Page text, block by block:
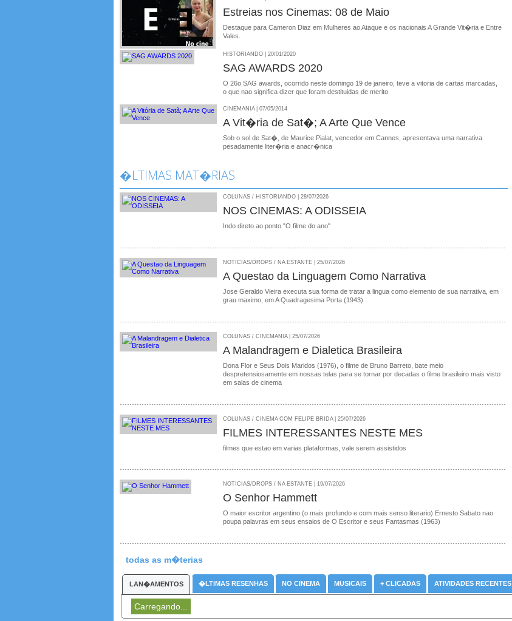
Estreias nos Cinemas: 08 de Maio
Destaque para Cameron Diaz em Mulheres ao Ataque e os nacionais A Grande Vit�ria e Entre
Vales.
HISTORIANDO | 20/01/2020
SAG AWARDS 2020
O 26o SAG awards, ocorrido neste domingo 19 de janeiro, teve a vitoria de cartas marcadas,
o que nao significa dizer que foram destituidas de merito
CINEMANIA | 07/05/2014
A Vit�ria de Sat�; A Arte Que Vence
Sob o sol de Sat�, de Maurice Pialat, vencedor em Cannes, apresentava uma narrativa
pesadamente liter�ria e anacr�nica
�LTIMAS MAT�RIAS
COLUNAS / HISTORIANDO | 28/07/2026
NOS CINEMAS: A ODISSEIA
Indo direto ao ponto "O filme do ano"
NOTICIAS/DROPS / NA ESTANTE | 25/07/2026
A Questao da Linguagem Como Narrativa
Jose Geraldo Vieira executa sua forma de tratar a lingua como elemento de sua narrativa, em
grau maximo, em A Quadragesima Porta (1943)
COLUNAS / CINEMANIA | 25/07/2026
A Malandragem e Dialetica Brasileira
Dona Flor e Seus Dois Maridos (1976), o filme de Bruno Barreto, bate meio
despretensiosamente em nossas telas para se tornar por decadas o filme brasileiro mais visto
em salas de cinema
COLUNAS / CINEMA COM FELIPE BRIDA | 25/07/2026
FILMES INTERESSANTES NESTE MES
filmes que estao em varias plataformas, vale serem assistidos
NOTICIAS/DROPS / NA ESTANTE | 19/07/2026
O Senhor Hammett
O maior escritor argentino (o mais profundo e com mais senso literario) Ernesto Sabato nao
poupa palavras em seus ensaios de O Escritor e seus Fantasmas (1963)
todas as m�terias
LAN�AMENTOS �LTIMAS RESENHAS NO CINEMA MUSICAIS + CLICADAS ATIVIDADES RECENTES
Carregando...